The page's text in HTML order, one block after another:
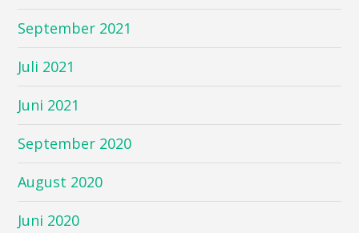
September 2021
Juli 2021
Juni 2021
September 2020
August 2020
Juni 2020